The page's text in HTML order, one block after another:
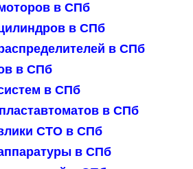
в СПб
в СПб
в СПб
в СПб
в СПб
в СПб
СТО в СПб
в СПб